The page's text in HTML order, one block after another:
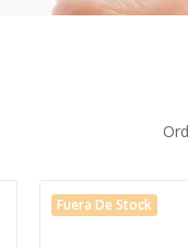
Fuera De Stock